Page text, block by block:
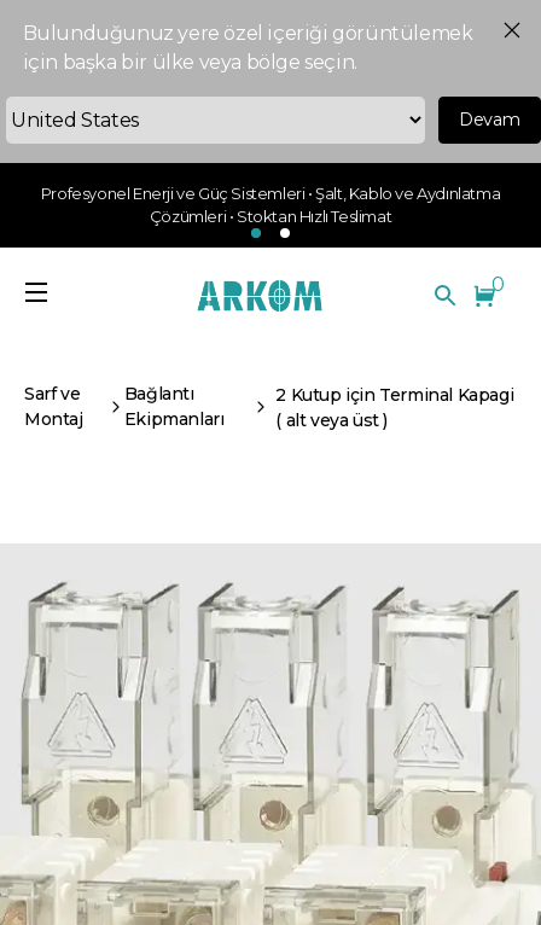
Bulunduğunuz yere özel içeriği görüntülemek
için başka bir ülke veya bölge seçin.
Devam
Profesyonel Enerji ve Güç Sistemleri • Şalt, Kablo ve Aydınlatma
Çözümleri • Stoktan Hızlı Teslimat
0
Sarf ve
Montaj
Bağlantı
Ekipmanları
2 Kutup için Terminal Kapagi
( alt veya üst )